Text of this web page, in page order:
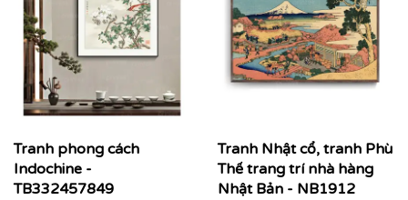
Tranh phong cách
Indochine -
TB332457849
Tranh Nhật cổ, tranh Phù
Thế trang trí nhà hàng
Nhật Bản - NB1912